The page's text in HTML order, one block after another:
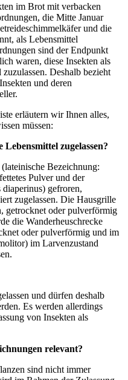
im Brot mit verbacken
die Mitte Januar
und die
als Lebensmittel
sind der Endpunkt
waren, diese Insekten als
Deshalb bezieht
und deren
erläutern wir Ihnen alles,
müssen:
zugelassen?
Bezeichnung:
Pulver und der
gefroren,
zugelassen. Die Hausgrille
getrocknet oder pulverförmig
die Wanderheuschrecke
oder pulverförmig und im
im Larvenzustand
und dürfen deshalb
Es werden allerdings
von Insekten als
relevant?
sind nicht immer